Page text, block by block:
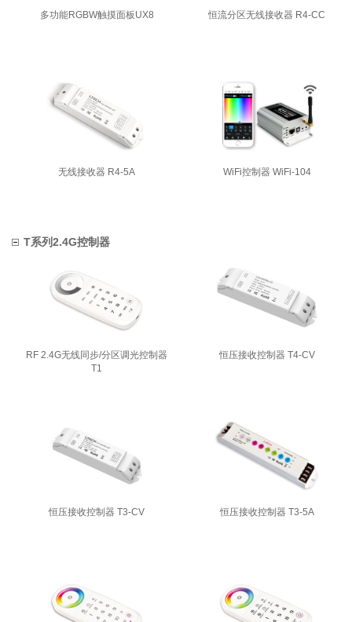
多功能RGBW触摸面板UX8 恒流分区无线接收器 R4-CC
无线接收器 R4-5A WiFi控制器 WiFi-104
T系列2.4G控制器
RF 2.4G无线同步/分区调光控制器
T1
恒压接收控制器 T4-CV
恒压接收控制器 T3-CV 恒压接收控制器 T3-5A